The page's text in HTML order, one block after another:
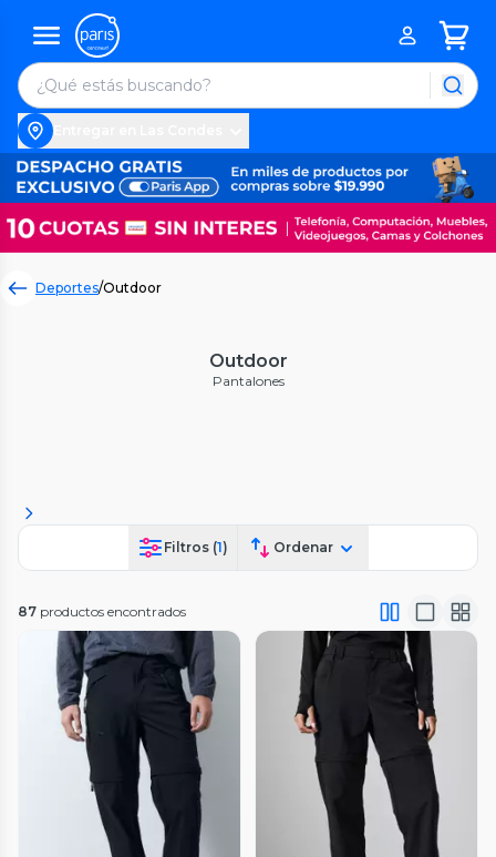
Deportes/Outdoor
Outdoor
Pantalones
Filtros (1) Ordenar
87 productos encontrados